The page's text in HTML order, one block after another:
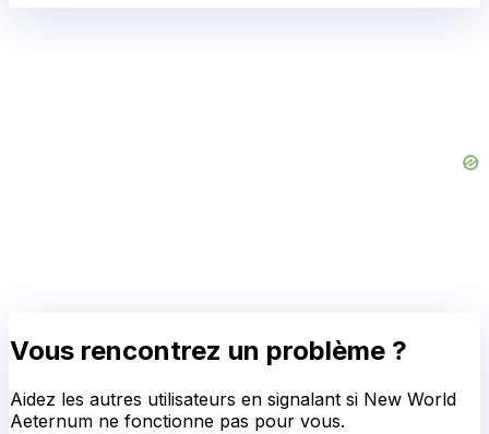
Vous rencontrez un problème ?
Aidez les autres utilisateurs en signalant si New World
Aeternum ne fonctionne pas pour vous.